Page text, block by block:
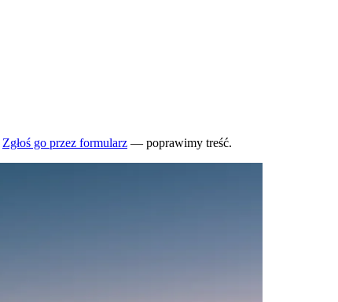
Zgłoś go przez formularz — poprawimy treść.